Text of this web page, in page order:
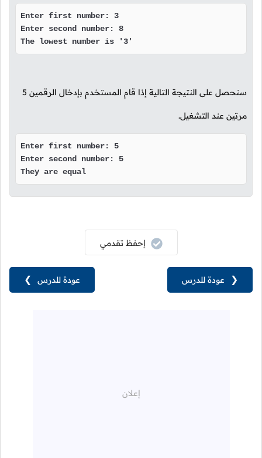
Enter first number: 3
Enter second number: 8
The lowest number is '3'
سنحصل على النتيجة التالية إذا قام المستخدم بإدخال الرقمين 5
مرتين عند التشغيل.
Enter first number: 5
Enter second number: 5
They are equal
عودة للدرس ❯
إحفظ تقدمي
❮ عودة للدرس